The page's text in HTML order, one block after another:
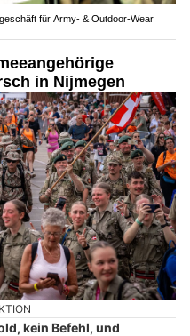
für Army- & Outdoor-Wear
in Nijmegen
kein Befehl, und